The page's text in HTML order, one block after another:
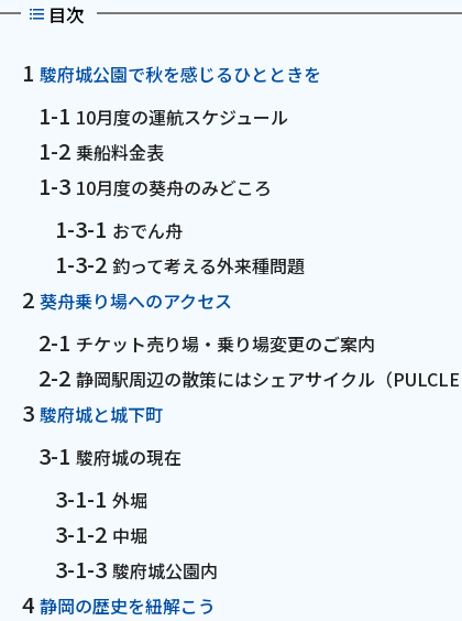
お電話でのお問い合わせ
目次
駿府城公園で秋を感じるひとときを
10月度の運航スケジュール
乗船料金表
10月度の葵舟のみどころ
おでん舟
釣って考える外来種問題
葵舟乗り場へのアクセス
チケット売り場・乗り場変更のご案内
静岡駅周辺の散策にはシェアサイクル（
駿府城と城下町
駿府城の現在
外堀
中堀
駿府城公園内
静岡の歴史を紐解こう